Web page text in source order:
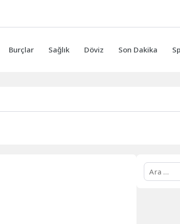
Burçlar Sağlık Döviz Son Dakika
Arama: